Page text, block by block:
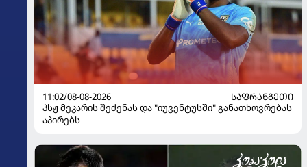
11:02/08-08-2026
ᲡᲐᲤᲠᲐᲜᲒᲔᲗᲘ
პსჟ მეკარის შეძენას და "იუვენტუსში" განათხოვრებას
აპირებს